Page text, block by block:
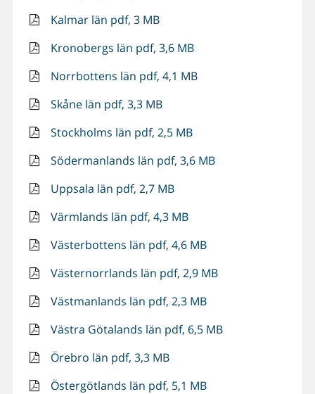
Kalmar län pdf, 3 MB
Kronobergs län pdf, 3,6 MB
Norrbottens län pdf, 4,1 MB
Skåne län pdf, 3,3 MB
Stockholms län pdf, 2,5 MB
Södermanlands län pdf, 3,6 MB
Uppsala län pdf, 2,7 MB
Värmlands län pdf, 4,3 MB
Västerbottens län pdf, 4,6 MB
Västernorrlands län pdf, 2,9 MB
Västmanlands län pdf, 2,3 MB
Västra Götalands län pdf, 6,5 MB
Örebro län pdf, 3,3 MB
Östergötlands län pdf, 5,1 MB